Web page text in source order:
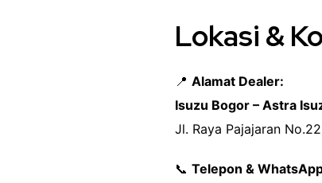
Lokasi &
📍 Alamat Dealer:
Isuzu Bogor – Astra
Jl. Raya Pajajaran
📞 Telepon &